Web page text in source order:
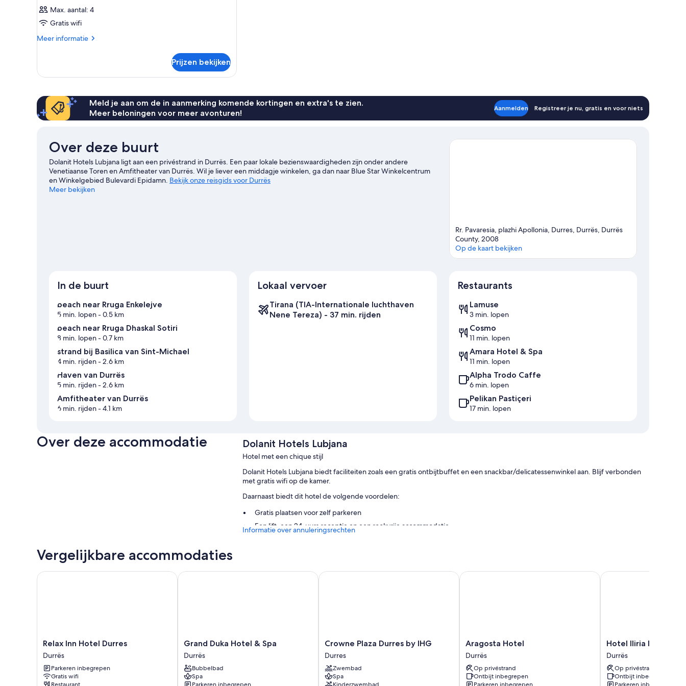
Max. aantal: 4
Gratis wifi
Meer informatie
Meer
Prijzen bekijken
Meld je aan om de in aanmerking komende kortingen en extra's te zien.
Meer beloningen voor meer avonturen!
Aanmelden Registreer je nu, gratis en voor niets
Over deze buurt
Dolanit Hotels Lubjana ligt aan een privéstrand in Durrës. Een paar lokale bezienswaardigheden zijn onder andere
Venetiaanse Toren en Amfitheater van Durrës. Wil je liever een middagje winkelen, ga dan naar Blue Star Winkelcentrum
en Winkelgebied Bulevardi Epidamn. Bekijk onze reisgids voor Durrës
Meer bekijken
Rr. Pavaresia, plazhi Apollonia, Durres, Durrës, Durrës
County, 2008
Op de kaart bekijken
In de buurt
beach near Rruga Enkelejve
5 min. lopen- 0.5 km
beach near Rruga Dhaskal Sotiri
8 min. lopen- 0.7 km
strand bij Basilica van Sint-Michael
4 min. rijden- 2.6 km
Haven van Durrës
5 min. rijden- 2.6 km
Amfitheater van Durrës
6 min. rijden- 4.1 km
Lokaal vervoer
Tirana (TIA-Internationale luchthaven
Nene Tereza) - 37 min. rijden
Restaurants
Lamuse
3 min. lopen
Cosmo
11 min. lopen
Amara Hotel & Spa
11 min. lopen
Alpha Trodo Caffe
6 min. lopen
Pelikan Pastiçeri
17 min. lopen
Over deze accommodatie Dolanit Hotels Lubjana
Hotel met een chique stijl
Dolanit Hotels Lubjana biedt faciliteiten zoals een gratis ontbijtbuffet en een snackbar/delicatessenwinkel aan. Blijf verbonden
met gratis wifi op de kamer.
Daarnaast biedt dit hotel de volgende voordelen:
Gratis plaatsen voor zelf parkeren
Een lift, een 24-uurs receptie en een rookvrije accommodatie
gratis wifi en kluisjes.
Verwarming en dagelijkse schoonmaakservice
Informatie over annuleringsrechten
Vergelijkbare accommodaties
Relax
Inn
Hotel
Durres
Durrës
Relax Inn Hotel Durres
Durrës
Parkeren inbegrepen
Gratis wifi
Restaurant
Relax Inn Hotel Durres
Grand
Duka
Hotel
&
Spa
Grand Duka Hotel & Spa
Durrës
Bubbelbad
Spa
Parkeren inbegrepen
Grand Duka Hotel & Spa
Crowne
Plaza
Durres
by
IHG
Crowne Plaza Durres by IHG
Durres
Zwembad
Spa
Kinderzwembad
Crowne Plaza Durres by IHG
Aragosta
Hotel
Durrës
Aragosta Hotel
Durrës
Op privéstrand
Ontbijt inbegrepen
Parkeren inbegrepen
Aragosta Hotel
Hotel
Iliria
Internacional
Durrës
Hotel Iliria
Durrës
Op privéstrand
Ontbijt inbegrepen
Parkeren inbegrepen
Hotel Iliria